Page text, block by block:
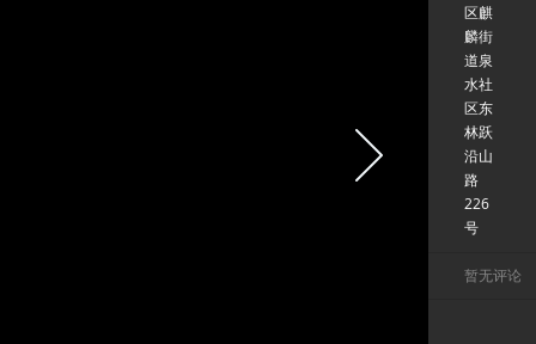
区麒
麟街
道泉
水社
区东
林跃
沿山
路
226
号
暂无评论